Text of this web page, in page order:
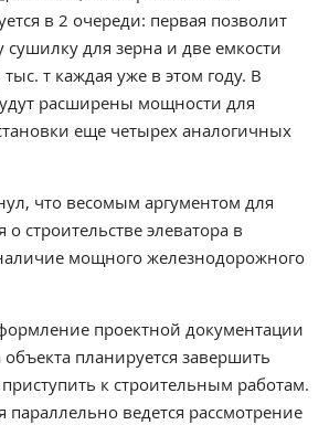
в 2 очереди: первая позволит
сушилку для зерна и две емкости
т каждая уже в этом году. В
расширены мощности для
еще четырех аналогичных
что весомым аргументом для
строительстве элеватора в
мощного железнодорожного
проектной документации
объекта планируется завершить
к строительным работам.
параллельно ведется рассмотрение